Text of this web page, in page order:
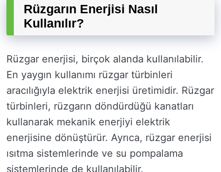
Rüzgarın Enerjisi Nasıl
Kullanılır?
Rüzgar enerjisi, birçok alanda kullanılabilir.
En yaygın kullanımı rüzgar türbinleri
aracılığıyla elektrik enerjisi üretimidir. Rüzgar
türbinleri, rüzgarın döndürdüğü kanatları
kullanarak mekanik enerjiyi elektrik
enerjisine dönüştürür. Ayrıca, rüzgar enerjisi
ısıtma sistemlerinde ve su pompalama
sistemlerinde de kullanılabilir.